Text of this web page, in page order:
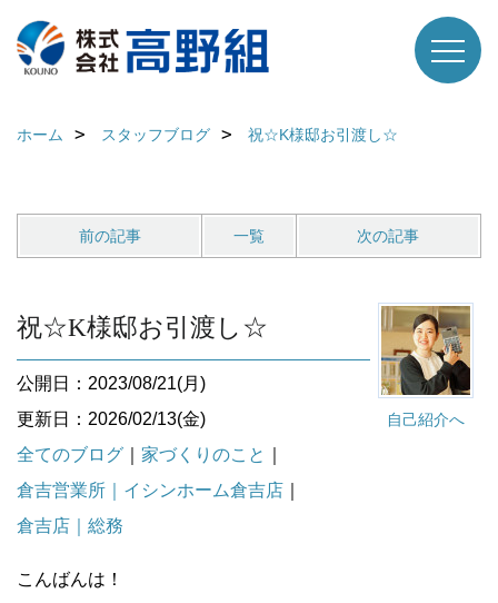
ホーム スタッフブログ 祝☆K様邸お引渡し☆
前の記事 一覧 次の記事
自己紹介へ
祝☆K様邸お引渡し☆
公開日：2023/08/21(月)
更新日：2026/02/13(金)
全てのブログ
家づくりのこと
倉吉営業所｜イシンホーム倉吉店
倉吉店｜総務
こんばんは！